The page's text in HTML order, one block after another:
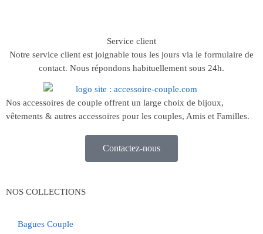
Service client
Notre service client est joignable tous les jours via le formulaire de
contact. Nous répondons habituellement sous 24h.
Nos accessoires de couple offrent un large choix de bijoux,
vêtements & autres accessoires pour les couples, Amis et Familles.
Contactez-nous
NOS COLLECTIONS
Bagues Couple